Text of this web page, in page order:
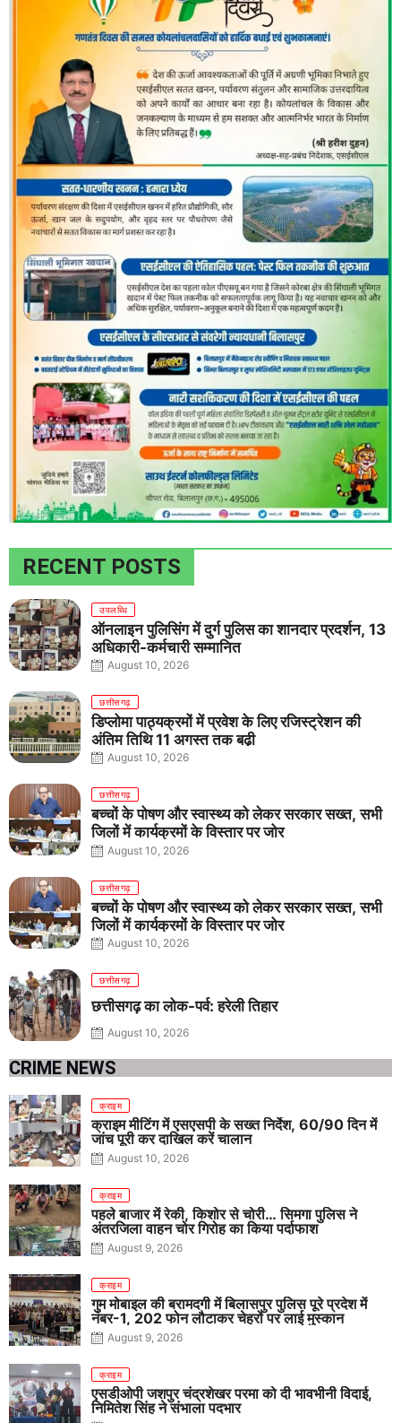
RECENT POSTS
उपलब्धि
ऑनलाइन पुलिसिंग में दुर्ग पुलिस का शानदार प्रदर्शन, 13
अधिकारी-कर्मचारी सम्मानित
August 10, 2026
छत्तीसगढ़
डिप्लोमा पाठ्यक्रमों में प्रवेश के लिए रजिस्ट्रेशन की
अंतिम तिथि 11 अगस्त तक बढ़ी
August 10, 2026
छत्तीसगढ़
बच्चों के पोषण और स्वास्थ्य को लेकर सरकार सख्त, सभी
जिलों में कार्यक्रमों के विस्तार पर जोर
August 10, 2026
छत्तीसगढ़
बच्चों के पोषण और स्वास्थ्य को लेकर सरकार सख्त, सभी
जिलों में कार्यक्रमों के विस्तार पर जोर
August 10, 2026
छत्तीसगढ़
छत्तीसगढ़ का लोक-पर्व: हरेली तिहार
August 10, 2026
CRIME NEWS
क्राइम
क्राइम मीटिंग में एसएसपी के सख्त निर्देश, 60/90 दिन में
जांच पूरी कर दाखिल करें चालान
August 10, 2026
क्राइम
पहले बाजार में रेकी, किशोर से चोरी… सिमगा पुलिस ने
अंतरजिला वाहन चोर गिरोह का किया पर्दाफाश
August 9, 2026
क्राइम
गुम मोबाइल की बरामदगी में बिलासपुर पुलिस पूरे प्रदेश में
नंबर-1, 202 फोन लौटाकर चेहरों पर लाई मुस्कान
August 9, 2026
क्राइम
एसडीओपी जशपुर चंद्रशेखर परमा को दी भावभीनी विदाई,
निमितेश सिंह ने संभाला पदभार